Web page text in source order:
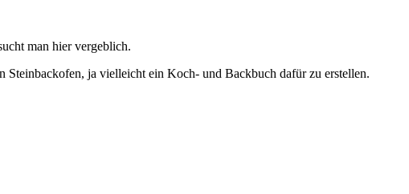
man hier vergeblich.
ja vielleicht ein Koch- und Backbuch dafür zu erstellen.